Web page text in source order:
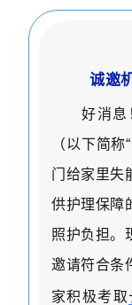
诚邀
好消息
（以下简
门给家里失
供护理保障
照护负担。
邀请符合条
家积极考取